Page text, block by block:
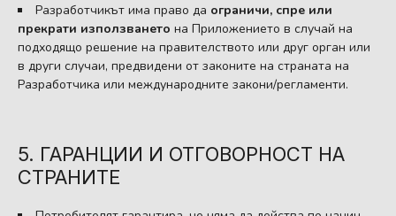
Разработчикът има право да ограничи, спре или
прекрати използването на Приложението в случай на
подходящо решение на правителството или друг орган или
в други случаи, предвидени от законите на страната на
Разработчика или международните закони/регламенти.
5. ГАРАНЦИИ И ОТГОВОРНОСТ НА
СТРАНИТЕ